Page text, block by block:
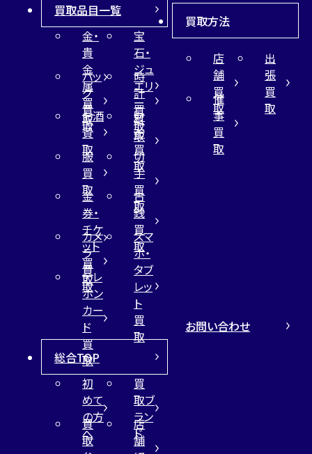
買取品目一覧
金・
貴
金
属
買
取
宝
石・
ジュ
エリ
ー
買
取
バッ
グ
買
取
時
計
買
取
お酒
買
取
財
布
買
取
服
買
取
切
手
買
取
金
券・
チケ
ット
買
取
古
銭
買
取
カメ
ラ
買
取
スマ
ホ・
タブ
レッ
ト
買
取
テレ
ホン
カー
ド
買
取
買取方法
店
舗
買
取
出
張
買
取
催
事
買
取
総合TOP
初
めて
の方
へ
買
取ブ
ラン
ド
買
取
店
舗
お問い合わせ